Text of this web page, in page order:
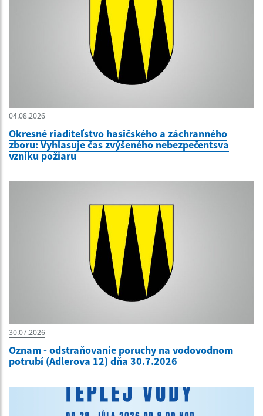
04.08.2026
Okresné riaditeľstvo hasičského a záchranného
zboru: Vyhlasuje čas zvýšeného nebezpečentsva
vzniku požiaru
30.07.2026
Oznam - odstraňovanie poruchy na vodovodnom
potrubí (Adlerova 12) dňa 30.7.2026